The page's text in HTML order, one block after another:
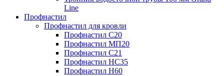
Line
Профнастил
Профнастил для кровли
Профнастил С20
Профнастил МП20
Профнастил С21
Профнастил НС35
Профнастил Н60